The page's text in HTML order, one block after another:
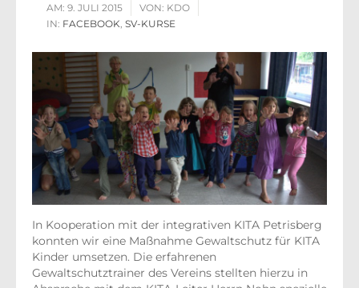
AM: 9. JULI 2015 VON: KDO
IN: FACEBOOK SV-KURSE
In Kooperation mit der integrativen KITA Petrisberg
konnten wir eine Maßnahme Gewaltschutz für KITA
Kinder umsetzen. Die erfahrenen
Gewaltschutztrainer des Vereins stellten hierzu in